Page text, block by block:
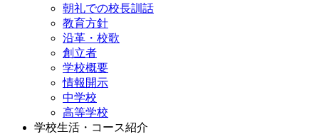
朝礼での校長訓話
教育方針
沿革・校歌
創立者
学校概要
情報開示
中学校
高等学校
学校生活・コース紹介